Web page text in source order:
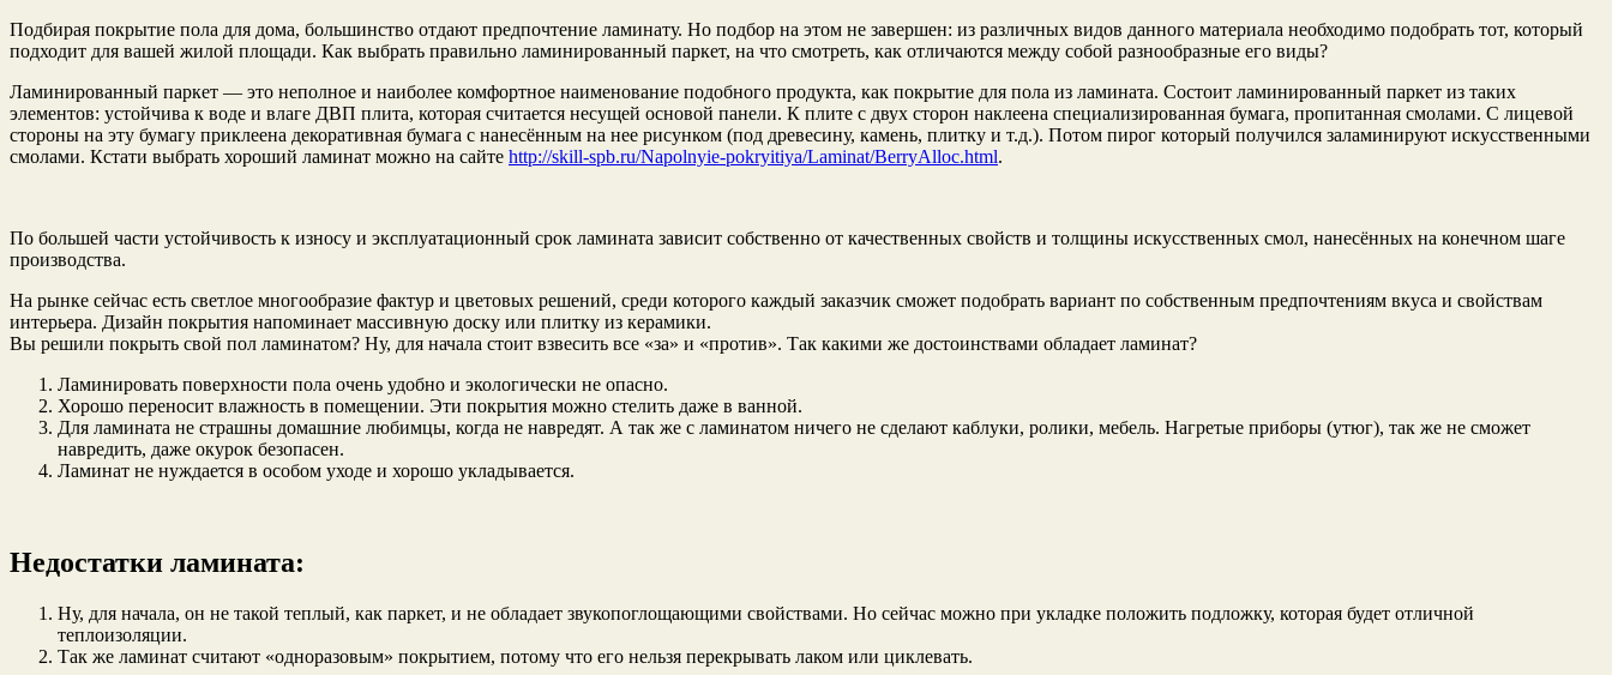
Подбирая покрытие пола для дома, большинство отдают предпочтение ламинату. Но подбор на этом не завершен: из различных видов данного материала необходимо подобрать тот, который
подходит для вашей жилой площади. Как выбрать правильно ламинированный паркет, на что смотреть, как отличаются между собой разнообразные его виды?
Ламинированный паркет — это неполное и наиболее комфортное наименование подобного продукта, как покрытие для пола из ламината. Состоит ламинированный паркет из таких
элементов: устойчива к воде и влаге ДВП плита, которая считается несущей основой панели. К плите с двух сторон наклеена специализированная бумага, пропитанная смолами. С лицевой
стороны на эту бумагу приклеена декоративная бумага с нанесённым на нее рисунком (под древесину, камень, плитку и т.д.). Потом пирог который получился заламинируют искусственными
смолами. Кстати выбрать хороший ламинат можно на сайте http://skill-spb.ru/Napolnyie-pokryitiya/Laminat/BerryAlloc.html.
По большей части устойчивость к износу и эксплуатационный срок ламината зависит собственно от качественных свойств и толщины искусственных смол, нанесённых на конечном шаге
производства.
На рынке сейчас есть светлое многообразие фактур и цветовых решений, среди которого каждый заказчик сможет подобрать вариант по собственным предпочтениям вкуса и свойствам
интерьера. Дизайн покрытия напоминает массивную доску или плитку из керамики.
Вы решили покрыть свой пол ламинатом? Ну, для начала стоит взвесить все «за» и «против». Так какими же достоинствами обладает ламинат?
Ламинировать поверхности пола очень удобно и экологически не опасно.
Хорошо переносит влажность в помещении. Эти покрытия можно стелить даже в ванной.
Для ламината не страшны домашние любимцы, когда не навредят. А так же с ламинатом ничего не сделают каблуки, ролики, мебель. Нагретые приборы (утюг), так же не сможет
навредить, даже окурок безопасен.
Ламинат не нуждается в особом уходе и хорошо укладывается.
Недостатки ламината:
Ну, для начала, он не такой теплый, как паркет, и не обладает звукопоглощающими свойствами. Но сейчас можно при укладке положить подложку, которая будет отличной
теплоизоляции.
Так же ламинат считают «одноразовым» покрытием, потому что его нельзя перекрывать лаком или циклевать.